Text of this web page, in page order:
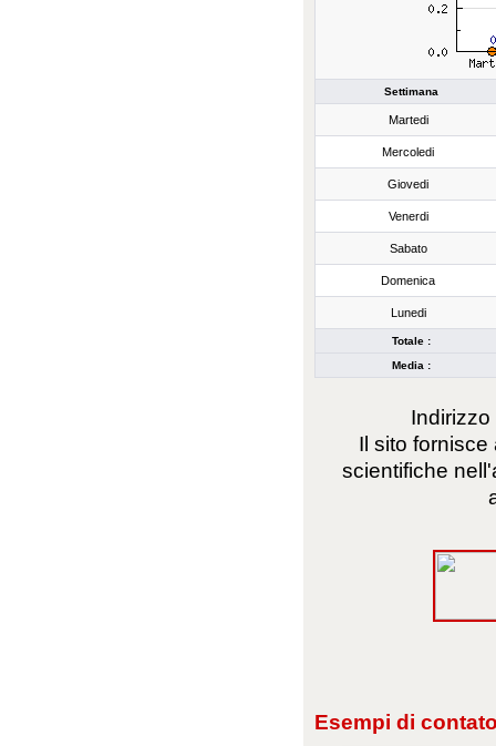
Settimana
Martedi
Mercoledi
Giovedi
Venerdi
Sabato
Domenica
Lunedi
Totale :
Media :
Il sito
scientifiche
Esempi di